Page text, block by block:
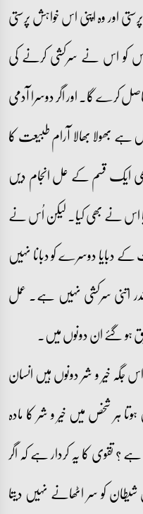
اور وہ اپنی اس خواہش پرستی
اس کو اس نے سرکشی کرنے کی
کرے گا۔ اور اگر دوسرا آدمی
بھولا بھالا آرام طبیعت کا
ایک قسم کے عل انجام دیں
اس نے بھی کیا۔ لیکن اُس نے
دبایا دوسرے کو دبانا نہیں
اتنی سرکشی نہیں ہے۔ عمل
گئے ان دونوں میں۔
خیر و شر دونوں ہیں انسان
ہر شخص میں خیر و شر کا مادہ
ہے ؟ تقوی کا یہ کردار ہے کہ اگر
کو سر اٹھانے نہیں دیتا